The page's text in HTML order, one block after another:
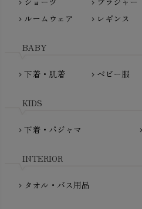
Haruulala（ハルウララ）
PeopleTree（ピープルツリー）
PRISTINE（プリスティン）
fromF（フロムエフ）
maggies（マギーズ）
MATONA（マトナ）
mini rodini（ミニロディーニ）
My Little Cozmo（マイリトルコ
NewNative（ニューネイティブ）
chevron_right chevron_right
chevron_right ルームウェア chevron_right レギンス
BABY
chevron_right 下着・肌着 chevron_right ベビー服
KIDS
chevron_right 下着・パジャマ chevron_right
INTERIOR
chevron_right タオル・バス用品